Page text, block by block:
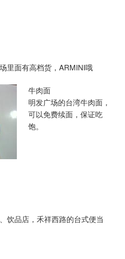
里面有高档货，ARMINI哦
牛肉面
明发广场的台湾牛肉面，
可以免费续面，保证吃
饱。
饮品店，禾祥西路的台式便当